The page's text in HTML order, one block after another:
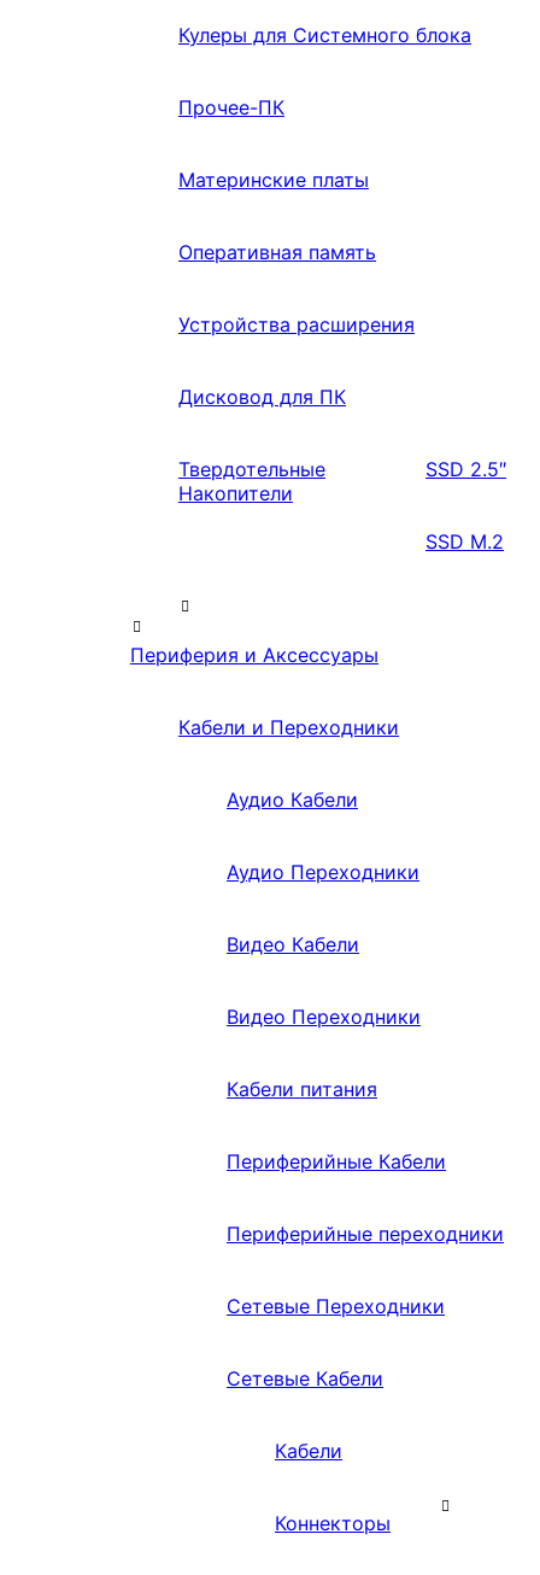
Кулеры для Системного блока
Прочее-ПК
Материнские платы
Оперативная память
Устройства расширения
Дисковод для ПК
Твердотельные
Накопители
SSD 2.5″
SSD M.2
Периферия и Аксессуары
Кабели и Переходники
Аудио Кабели
Аудио Переходники
Видео Кабели
Видео Переходники
Кабели питания
Периферийные Кабели
Периферийные переходники
Сетевые Переходники
Сетевые Кабели
Кабели
Коннекторы